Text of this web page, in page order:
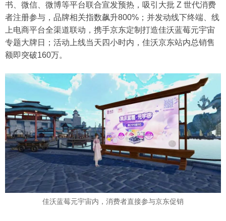
书、微信、微博等平台联合宣发预热，吸引大批 Z 世代消费
者注册参与，品牌相关指数飙升800%；并发动线下终端、线
上电商平台全渠道联动，携手京东定制打造佳沃蓝莓元宇宙
专题大牌日；活动上线当天四小时内，佳沃京东站内总销售
额即突破160万。
佳沃蓝莓元宇宙内，消费者直接参与京东促销